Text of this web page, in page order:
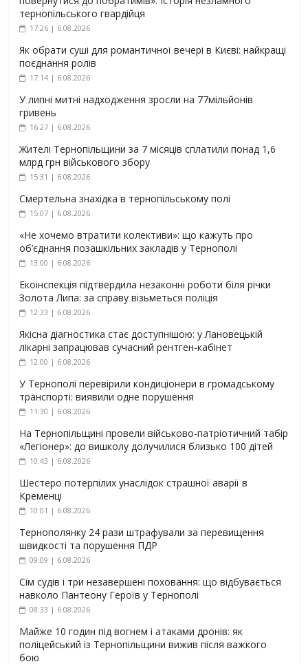
тернопільського гвардійця
17:26 | 6.08.2026
Як обрати суші для романтичної вечері в Києві: найкращі
поєднання ролів
17:14 | 6.08.2026
У липні митні надходження зросли на 77мільйонів
гривень
16:27 | 6.08.2026
Жителі Тернопільщини за 7 місяців сплатили понад 1,6
млрд грн військового збору
15:31 | 6.08.2026
Смертельна знахідка в тернопільському полі
15:07 | 6.08.2026
«Не хочемо втратити колективи»: що кажуть про
об’єднання позашкільних закладів у Тернополі
13:00 | 6.08.2026
Екоінспекція підтвердила незаконні роботи біля річки
Золота Липа: за справу візьметься поліція
12:33 | 6.08.2026
Якісна діагностика стає доступнішою: у Лановецькій
лікарні запрацював сучасний рентген-кабінет
12:00 | 6.08.2026
У Тернополі перевірили кондиціонери в громадському
транспорті: виявили одне порушення
11:30 | 6.08.2026
На Тернопільщині провели військово-патріотичний табір
«Легіонер»: до вишколу долучилися близько 100 дітей
10:43 | 6.08.2026
Шестеро потерпілих унаслідок страшної аварії в
Кременці
10:01 | 6.08.2026
Тернополянку 24 рази штрафували за перевищення
швидкості та порушення ПДР
09:09 | 6.08.2026
Сім судів і три незавершені поховання: що відбувається
навколо Пантеону Героїв у Тернополі
08:33 | 6.08.2026
Майже 10 годин під вогнем і атаками дронів: як
поліцейський із Тернопільщини вижив після важкого
бою